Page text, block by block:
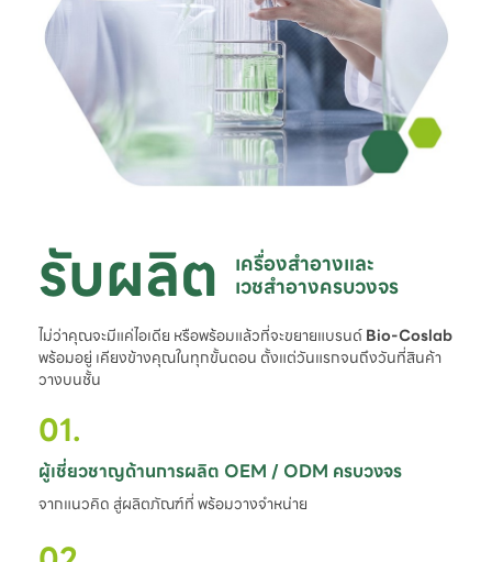
รับผลิต เครื่องสำอางและ
เวชสำอางครบวงจร
ไม่ว่าคุณจะมีแค่ไอเดีย หรือพร้อมแล้วที่จะขยายแบรนด์Bio-Coslab
พร้อมอยู่ เคียงข้างคุณในทุกขั้นตอน ตั้งแต่วันแรกจนถึงวันที่สินค้า
วางบนชั้น
01.
ผู้เชี่ยวชาญด้านการผลิต OEM / ODM ครบวงจร
จากแนวคิด สู่ผลิตภัณฑ์ที่ พร้อมวางจำหน่าย